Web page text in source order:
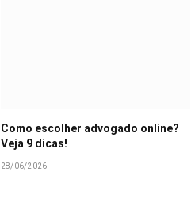
Como escolher advogado online?
Veja 9 dicas!
28/06/2026